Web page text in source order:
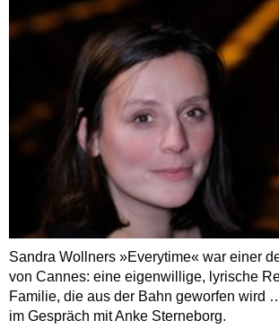
Sandra Wollners »Everytime« war einer
von Cannes: eine eigenwillige, lyrische
Familie, die aus der Bahn geworfen wird
im Gespräch mit Anke Sterneborg.